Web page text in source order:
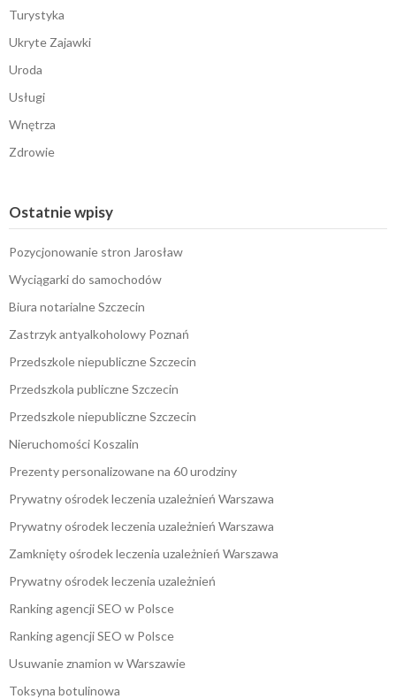
Turystyka
Ukryte Zajawki
Uroda
Usługi
Wnętrza
Zdrowie
Ostatnie wpisy
Pozycjonowanie stron Jarosław
Wyciągarki do samochodów
Biura notarialne Szczecin
Zastrzyk antyalkoholowy Poznań
Przedszkole niepubliczne Szczecin
Przedszkola publiczne Szczecin
Przedszkole niepubliczne Szczecin
Nieruchomości Koszalin
Prezenty personalizowane na 60 urodziny
Prywatny ośrodek leczenia uzależnień Warszawa
Prywatny ośrodek leczenia uzależnień Warszawa
Zamknięty ośrodek leczenia uzależnień Warszawa
Prywatny ośrodek leczenia uzależnień
Ranking agencji SEO w Polsce
Ranking agencji SEO w Polsce
Usuwanie znamion w Warszawie
Toksyna botulinowa